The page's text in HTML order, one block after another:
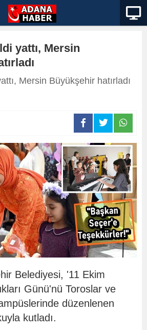
yattı, Mersin
Mersin Büyükşehir hatırladı
Belediyesi, '11 Ekim
Günü'nü Toroslar ve
düzenlenen
kutladı.